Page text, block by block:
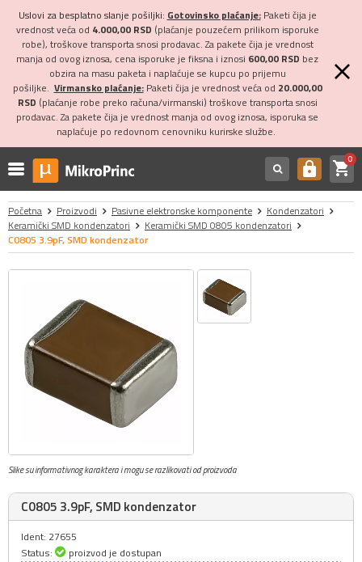
Uslovi za besplatno slanje pošiljki: Gotovinsko plaćanje:Paketi čija je
vrednost veća od 4.000,00 RSD (plaćanje pouzećem prilikom isporuke
robe), troškove transporta snosi prodavac. Za pakete čija je vrednost
manja od ovog iznosa, cena isporuke je fiksna i iznosi 600,00 RSD bez
obzira na masu paketa i naplaćuje se kupcu po prijemu
pošiljke. Virmansko plaćanje:Paketi čija je vrednost veća od 20.000,00
RSD (plaćanje robe preko računa/virmanski) troškove transporta snosi
prodavac. Za pakete čija je vrednost manja od ovog iznosa, isporuka se
naplaćuje po redovnom cenovniku kurirske službe.
https shopping_cart0
Početna Proizvodi Pasivne elektronske komponente
Kondenzatori
Keramički SMD kondenzatori
Keramički SMD 0805 kondenzatori
C0805 3.9pF, SMD kondenzator
Slike su informativnog karaktera i mogu se razlikovati od proizvoda
C0805 3.9pF, SMD kondenzator
Ident: 27655
Status:
proizvod je dostupan